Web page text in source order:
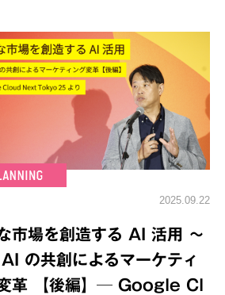
2025.09.22
市場を創造する AI 活用 ～
の共創によるマーケティ
革 【後編】─ Google Cl